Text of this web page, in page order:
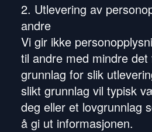
2. Utlevering av
andre
Vi gir ikke
til andre med mindre
grunnlag for slik
slikt grunnlag vil typisk
deg eller et lovgrunnlag
å gi ut informasjonen.